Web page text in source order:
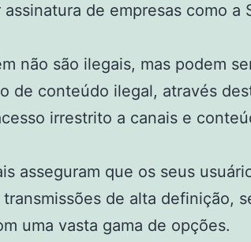
de empresas como a
não são ilegais, mas podem
de conteúdo ilegal, através
irrestrito a canais e
asseguram que os seus
de alta definição,
uma vasta gama de opções.